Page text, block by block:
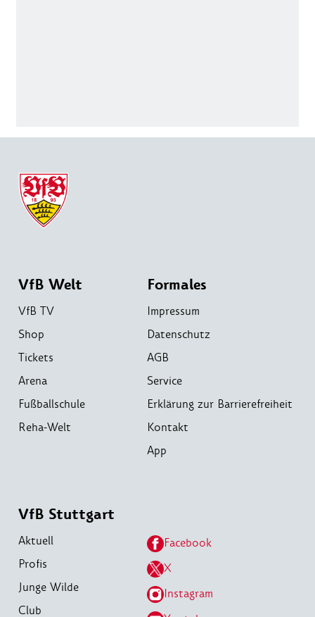
VfB Welt
VfB TV
Shop
Tickets
Arena
Fußballschule
Reha-Welt
Formales
Impressum
Datenschutz
AGB
Service
Erklärung zur Barrierefreiheit
Kontakt
App
VfB Stuttgart
Aktuell
Profis
Junge Wilde
Club
Facebook
X
Instagram